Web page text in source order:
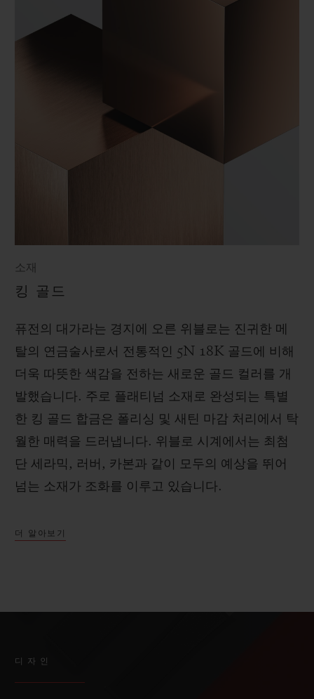
소재
킹 골드
퓨전의 대가라는 경지에 오른 위블로는 진귀한 메
탈의 연금술사로서 전통적인 5N 18K 골드에 비해
더욱 따뜻한 색감을 전하는 새로운 골드 컬러를 개
발했습니다. 주로 플래티넘 소재로 완성되는 특별
한 킹 골드 합금은 폴리싱 및 새틴 마감 처리에서 탁
월한 매력을 드러냅니다. 위블로 시계에서는 최첨
단 세라믹, 러버, 카본과 같이 모두의 예상을 뛰어
넘는 소재가 조화를 이루고 있습니다.
더 알아보기
디자인